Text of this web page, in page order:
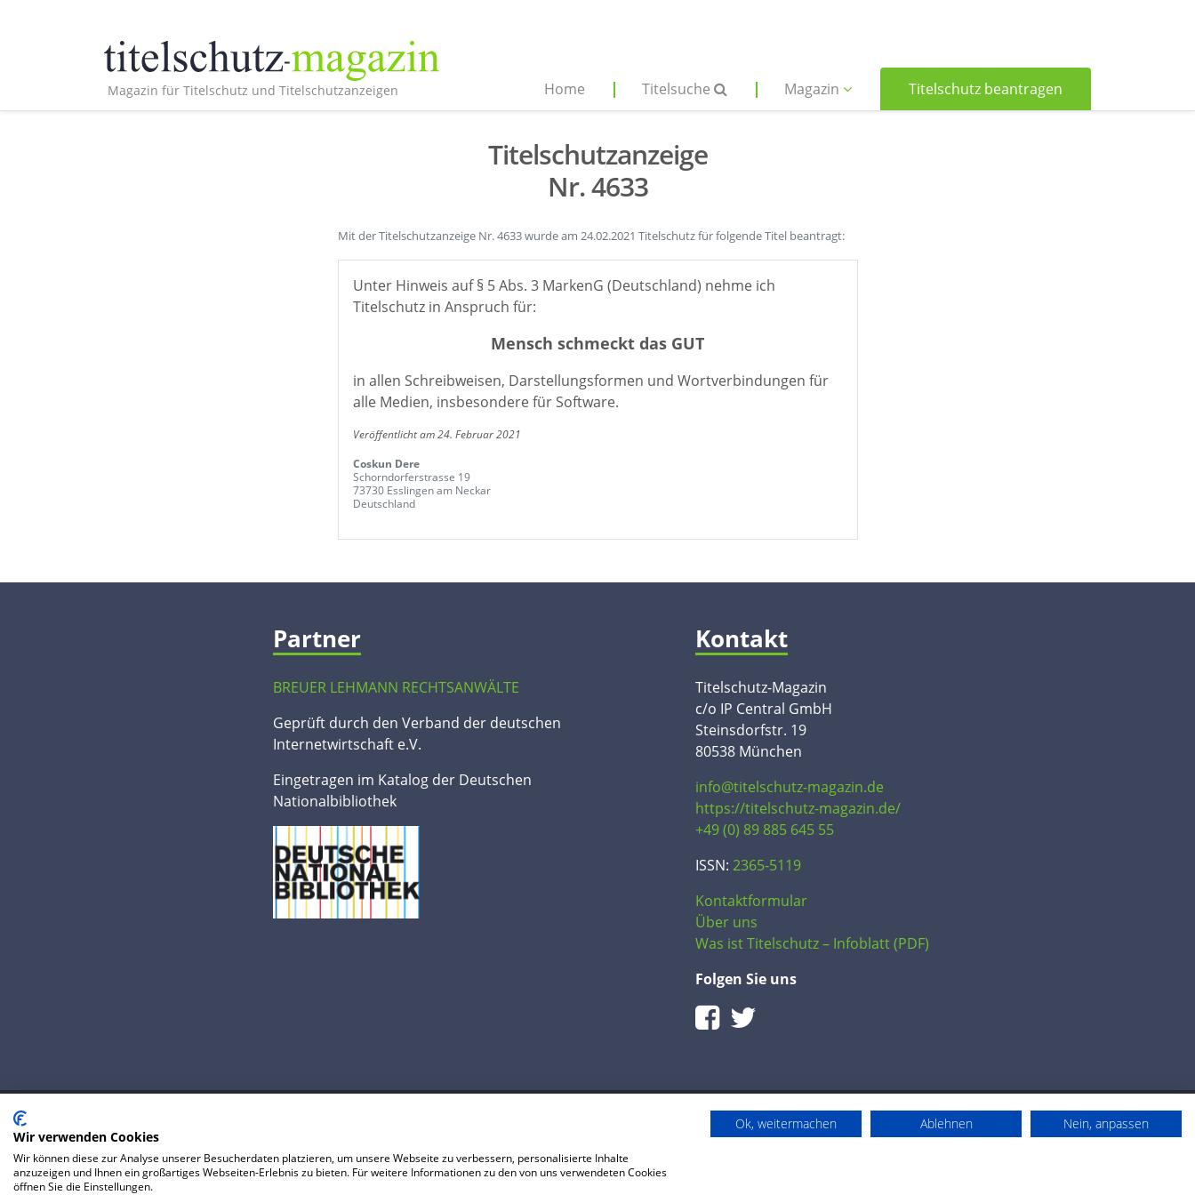
Magazin für Titelschutz und Titelschutzanzeigen Home Titelsuche Magazin Titelschutz beantragen
Titelschutzanzeige
Nr. 4633
Mit der Titelschutzanzeige Nr. 4633 wurde am 24.02.2021 Titelschutz für folgende Titel beantragt:
Unter Hinweis auf § 5 Abs. 3 MarkenG (Deutschland) nehme ich
Titelschutz in Anspruch für:
Mensch schmeckt das GUT
in allen Schreibweisen, Darstellungsformen und Wortverbindungen für
alle Medien, insbesondere für Software.
Veröffentlicht am 24. Februar 2021
Coskun Dere
Schorndorferstrasse 19
73730 Esslingen am Neckar
Deutschland
Partner
BREUER LEHMANN RECHTSANWÄLTE
Geprüft durch den Verband der deutschen
Internetwirtschaft e.V.
Eingetragen im Katalog der Deutschen
Nationalbibliothek
Kontakt
Titelschutz-Magazin
c/o IP Central GmbH
Steinsdorfstr. 19
80538 München
info@titelschutz-magazin.de
https://titelschutz-magazin.de/
+49 (0) 89 885 645 55
ISSN: 2365-5119
Kontaktformular
Über uns
Was ist Titelschutz – Infoblatt (PDF)
Folgen Sie uns
© 2020 IP Central GmbH
FAQ
Datenschutzerklärung AGB Preise Impressum
Wir verwenden Cookies
Wir können diese zur Analyse unserer Besucherdaten platzieren, um unsere Webseite zu verbessern, personalisierte Inhalte
anzuzeigen und Ihnen ein großartiges Webseiten-Erlebnis zu bieten. Für weitere Informationen zu den von uns verwendeten Cookies
öffnen Sie die Einstellungen.
Ok, weitermachen Ablehnen Nein, anpassen